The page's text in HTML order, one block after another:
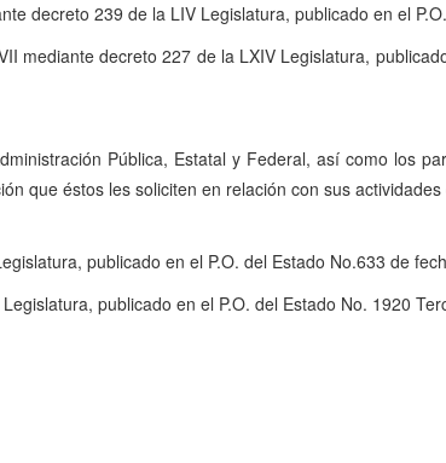
decreto 239 de la LIV Legislatura, publicado en el
mediante decreto 227 de la LXIV Legislatura,
Pública, Estatal y Federal, así como los
que éstos les soliciten en relación con sus
publicado en el P.O. del Estado No.633 de
publicado en el P.O. del Estado No. 1920